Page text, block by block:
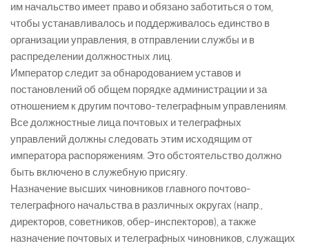
им начальство имеет право и обязано заботиться о том,
чтобы устанавливалось и поддерживалось единство в
организации управления, в отправлении службы и в
распределении должностных лиц.
Император следит за обнародованием уставов и
постановлений об общем порядке администрации и за
отношением к другим почтово-телеграфным управлениям.
Все должностные лица почтовых и телеграфных
управлений должны следовать этим исходящим от
императора распоряжениям. Это обстоятельство должно
быть включено в служебную присягу.
Назначение высших чиновников главного почтово-
телеграфного начальства в различных округах (напр.,
директоров, советников, обер-инспекторов), а также
назначение почтовых и телеграфных чиновников, служащих